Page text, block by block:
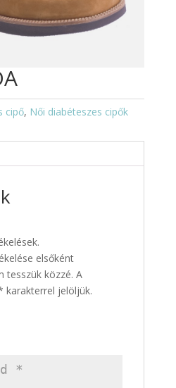
cipő, Női diabéteszes cipők
elsőként
tesszük közzé. A
karakterrel jelöljük.